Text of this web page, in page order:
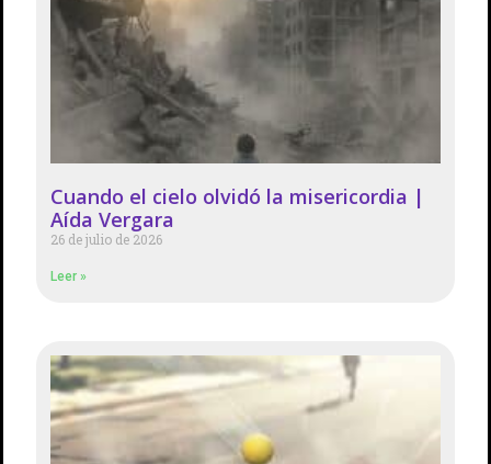
Cuando el cielo olvidó la misericordia |
Aída Vergara
26 de julio de 2026
Leer »